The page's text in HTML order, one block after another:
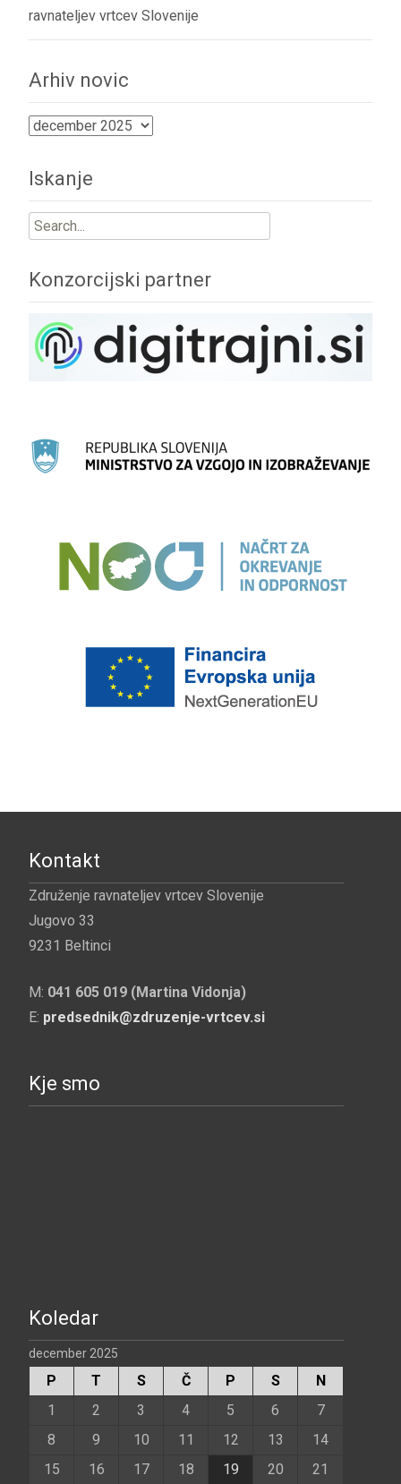
ravnateljev vrtcev Slovenije
Arhiv novic
Arhiv
Iskanje
Search
Konzorcijski partner
Kontakt
Združenje ravnateljev vrtcev Slovenije
Jugovo 33
9231 Beltinci
M: 041 605 019 (Martina Vidonja)
E: predsednik@zdruzenje-vrtcev.si
Kje smo
Koledar
december 2025
P T S Č P S
N
1
2 3 4 5 6
7
8
9 10 11 12 13
14
15
16 17 18 19 20 21